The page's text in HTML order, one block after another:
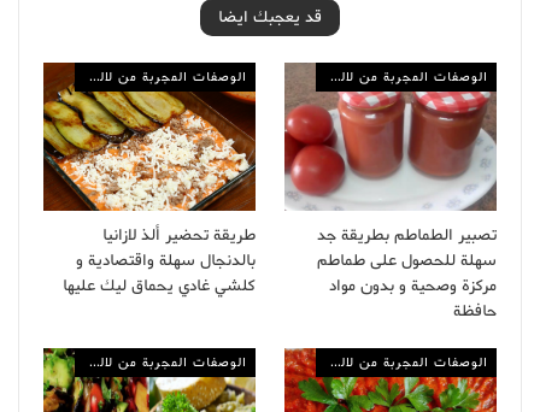
قد يعجبك ايضا
الوصفات المجربة من لالة مولاتي
تصبير الطماطم بطريقة جد
سهلة للحصول على طماطم
مركزة وصحية و بدون مواد
حافظة
الوصفات المجربة من لالة مولاتي
طريقة تحضير ألذ لازانيا
بالدنجال سهلة واقتصادية و
كلشي غادي يحماق ليك عليها
الوصفات المجربة من لالة مولاتي الوصفات المجربة من لالة مولاتي